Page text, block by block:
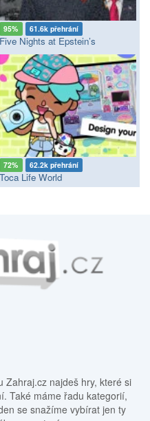
95% 61.6k přehrání
Five Nights at Epstein’s
72% 62.2k přehrání
Toca Life World
Zahraj.cz najdeš hry, které si
Také máme řadu kategorií,
se snažíme vybírat jen ty